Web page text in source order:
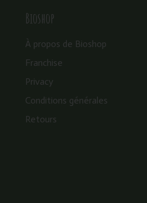
Bioshop
À propos de Bioshop
Franchise
Privacy
Conditions générales
Retours